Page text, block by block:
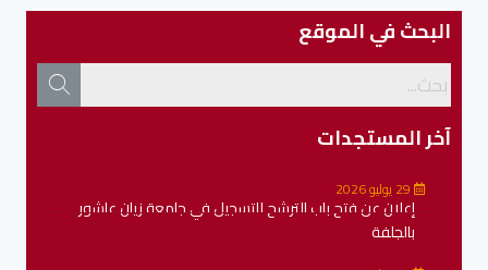
البحث في الموقع
آخر المستجدات
إعلان عن فتح باب الترشح للتسجيل في جامعة زيان عاشور
بالجلفة